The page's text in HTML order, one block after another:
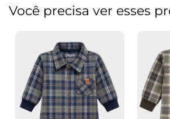
Você precisa ver esses